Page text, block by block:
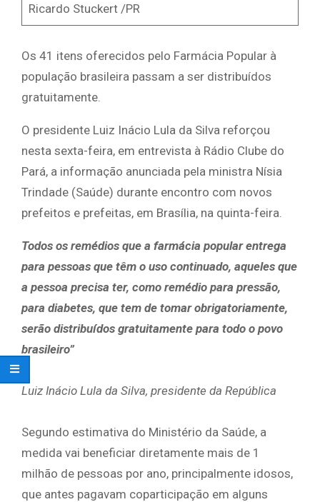
Ricardo Stuckert /PR
Os 41 itens oferecidos pelo Farmácia Popular à
população brasileira passam a ser distribuídos
gratuitamente.
O presidente Luiz Inácio Lula da Silva reforçou
nesta sexta-feira, em entrevista à Rádio Clube do
Pará, a informação anunciada pela ministra Nísia
Trindade (Saúde) durante encontro com novos
prefeitos e prefeitas, em Brasília, na quinta-feira.
Todos os remédios que a farmácia popular entrega
para pessoas que têm o uso continuado, aqueles que
a pessoa precisa ter, como remédio para pressão,
para diabetes, que tem de tomar obrigatoriamente,
serão distribuídos gratuitamente para todo o povo
brasileiro”
Luiz Inácio Lula da Silva, presidente da República
Segundo estimativa do Ministério da Saúde, a
medida vai beneficiar diretamente mais de 1
milhão de pessoas por ano, principalmente idosos,
que antes pagavam coparticipação em alguns